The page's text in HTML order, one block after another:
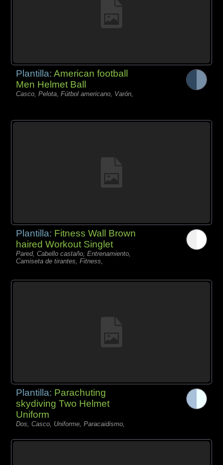
Plantilla:American football
Men Helmet Ball
Casco, Pelota, Fútbol americano, Varón,
Plantilla: Fitness Wall Brown
haired Workout Singlet
Pared, Cabello castaño, Entrenamiento,
Camiseta de tirantes, Fitness,
Plantilla: Parachuting
skydiving Two Helmet
Uniform
Dos, Casco, Uniforme, Paracaidismo,